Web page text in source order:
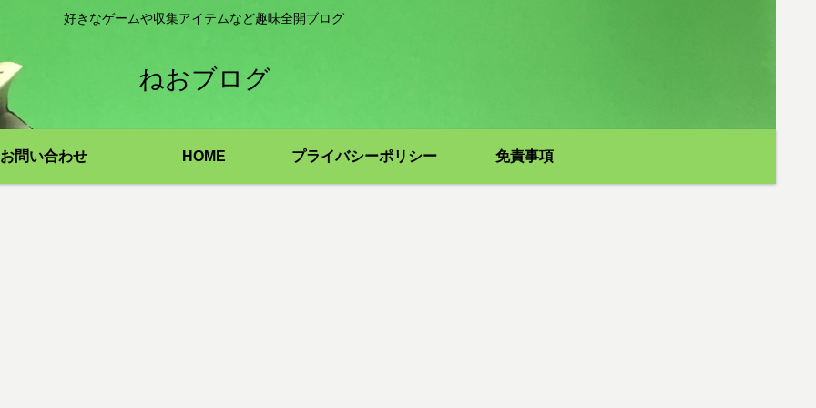
好きなゲームや収集アイテムなど趣味全開ブログ
ねおブログ
お問い合わせ HOME プライバシーポリシー 免責事項